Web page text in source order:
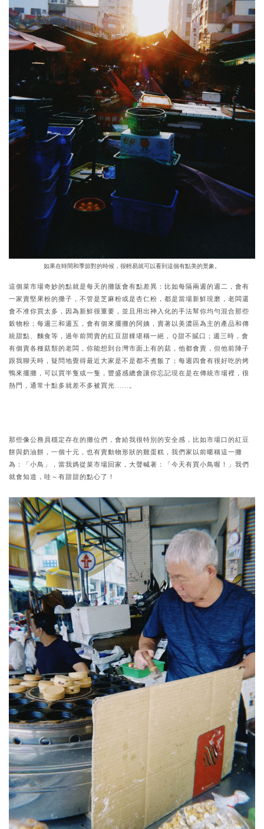
如果在時間和季節對的時候，很輕易就可以看到這個有點美的景象。
這個菜市場奇妙的點就是每天的攤販會有點差異：比如每隔兩週的週二，會有
一家賣堅果粉的攤子，不管是芝麻粉或是杏仁粉，都是當場新鮮現磨，老闆還
會不准你買太多，因為新鮮很重要，並且用出神入化的手法幫你均勻混合那些
穀物粉；每週三和週五，會有個來擺攤的阿姨，賣著以美濃區為主的產品和傳
統甜點、麵食等，過年前間賣的紅豆甜粿堪稱一絕，Ｑ甜不膩口；週三時，會
有個賣各種菇類的老闆，你能想到台灣市面上有的菇，他都會賣，但他前陣子
跟我聊天時，疑問地覺得最近大家是不是都不煮飯了；每週四會有很好吃的烤
鴨來擺攤，可以買半隻或一隻，豐盛感總會讓你忘記現在是在傳統市場裡，很
熱門，通常十點多就差不多被買光......。
那些像公務員穩定存在的攤位們，會給我很特別的安全感，比如市場口的紅豆
餅與奶油餅，一個十元，也有賣動物形狀的雞蛋糕，我們家以前暱稱這一攤
為：「小鳥」，當我媽從菜市場回家，大聲喊著：「今天有買小鳥喔！」我們
就會知道，哇～有甜甜的點心了！